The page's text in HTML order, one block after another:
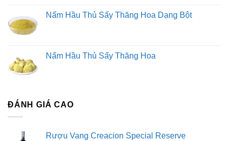
Nấm Hầu Thủ Sấy Thăng Hoa Dạng Bột
Nấm Hầu Thủ Sấy Thăng Hoa
ĐÁNH GIÁ CAO
Rượu Vang Creacion Special Reserve